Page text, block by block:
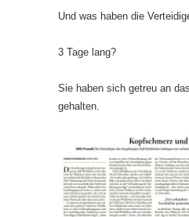
Und was haben die
3 Tage lang?
Sie haben sich getreu an
gehalten.